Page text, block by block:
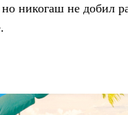
никогаш не добил